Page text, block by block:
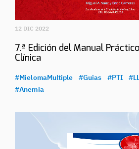
12 DIC 2022
7.ª Edición del Manual
Clínica
#MielomaMultiple #Guias #PTI
#Anemia